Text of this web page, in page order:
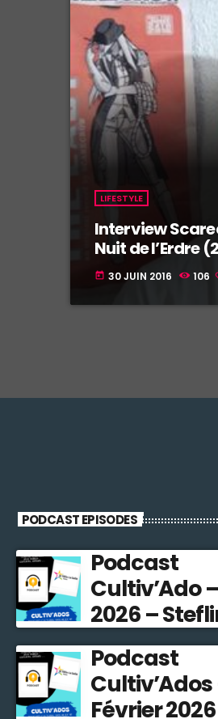
LIFESTYLE
Interview
Nuit de l’Erdre
today 30 JUIN 2016 106
PODCAST EPISODES
Podcast
Cultiv’Ado
2026 –
Radio
Podcast
Cultiv’Ados
Février